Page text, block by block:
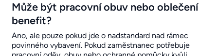
Může být pracovní obuv nebo oblečení
benefit?
Ano, ale pouze pokud jde o nadstandard nad rámec
povinného vybavení. Pokud zaměstnanec potřebuje